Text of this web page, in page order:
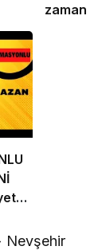
zaman
Nevşehir